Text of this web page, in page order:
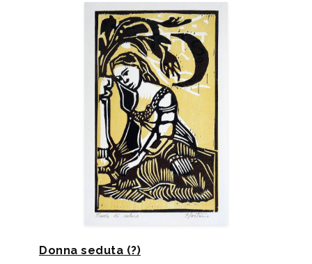
Donna seduta (?)